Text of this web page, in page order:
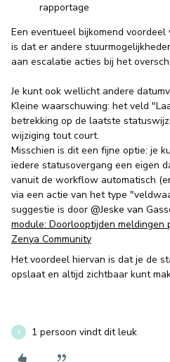
rapportage
Een eventueel bijkomend
is dat er andere
aan escalatie acties bij het
Je kunt ook wellicht andere
Kleine waarschuwing: het veld
betrekking op de laatste
wijziging tout court.
Misschien is dit een fijne optie: je
iedere statusovergang een eigen
vanuit de workflow automatisch
via een actie van het type
suggestie is door ​ @Jeske van
module: Doorlooptijden
Zenya Community
Het voordeel hiervan is dat je de
opslaat en altijd zichtbaar kunt
R 1 persoon vindt dit leuk